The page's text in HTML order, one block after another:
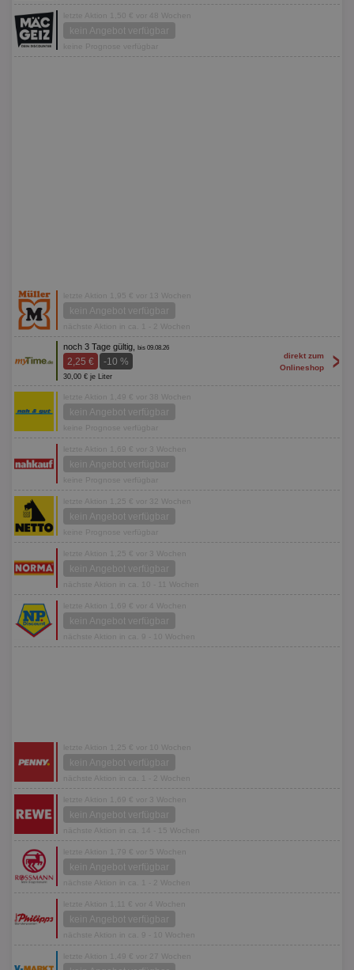
letzte Aktion 1,50 € vor 48 Wochen
kein Angebot verfügbar
keine Prognose verfügbar
letzte Aktion 1,95 € vor 13 Wochen
kein Angebot verfügbar
nächste Aktion in ca. 1 - 2 Wochen
noch 3 Tage gültig, bis 09.08.26
2,25 € -10 %
30,00 € je Liter
direkt zum
Onlineshop
>
letzte Aktion 1,49 € vor 38 Wochen
kein Angebot verfügbar
keine Prognose verfügbar
letzte Aktion 1,69 € vor 3 Wochen
kein Angebot verfügbar
keine Prognose verfügbar
letzte Aktion 1,25 € vor 32 Wochen
kein Angebot verfügbar
keine Prognose verfügbar
letzte Aktion 1,25 € vor 3 Wochen
kein Angebot verfügbar
nächste Aktion in ca. 10 - 11 Wochen
letzte Aktion 1,69 € vor 4 Wochen
kein Angebot verfügbar
nächste Aktion in ca. 9 - 10 Wochen
letzte Aktion 1,25 € vor 10 Wochen
kein Angebot verfügbar
nächste Aktion in ca. 1 - 2 Wochen
letzte Aktion 1,69 € vor 3 Wochen
kein Angebot verfügbar
nächste Aktion in ca. 14 - 15 Wochen
letzte Aktion 1,79 € vor 5 Wochen
kein Angebot verfügbar
nächste Aktion in ca. 1 - 2 Wochen
letzte Aktion 1,11 € vor 4 Wochen
kein Angebot verfügbar
nächste Aktion in ca. 9 - 10 Wochen
letzte Aktion 1,49 € vor 27 Wochen